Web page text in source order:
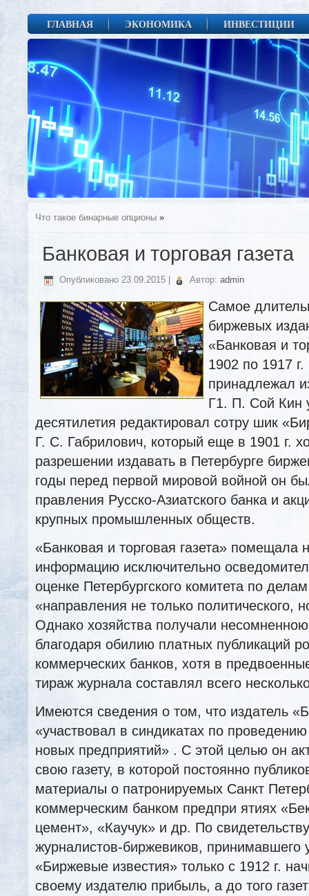
ГЛАВНАЯ ЭКОНОМИКА ИНВЕСТИЦИИ
Что такое бинарные опционы »
Банковая и торговая газета
Опубликовано 23.09.2015 Автор: admin
Самое
биржевых
«Банковая и
1902 по 1917
принадлежал
Г1. П. Сой Кин
десятилетия редактировал сотру шик
Г. С. Габрилович, который еще в 1901 г.
разрешении издавать в Петербурге
годы перед первой мировой войной он
правления Русско-Азиатского банка и
крупных промышленных обществ.
«Банковая и торговая газета» помещала
информацию исключительно
оценке Петербургского комитета по
«направления не только политического,
Однако хозяйства получали
благодаря обилию платных публикаций
коммерческих банков, хотя в
тираж журнала составлял всего
Имеются сведения о том, что издатель
«участвовал в синдикатах по
новых предприятий» . С этой целью он
свою газету, в которой постоянно
материалы о патронируемых Санкт
коммерческим банком предпри ятиях
цемент», «Каучук» и др. По
журналистов-биржевиков, принимавшего
«Биржевые известия» только с 1912 г.
своему издателю прибыль, а до того